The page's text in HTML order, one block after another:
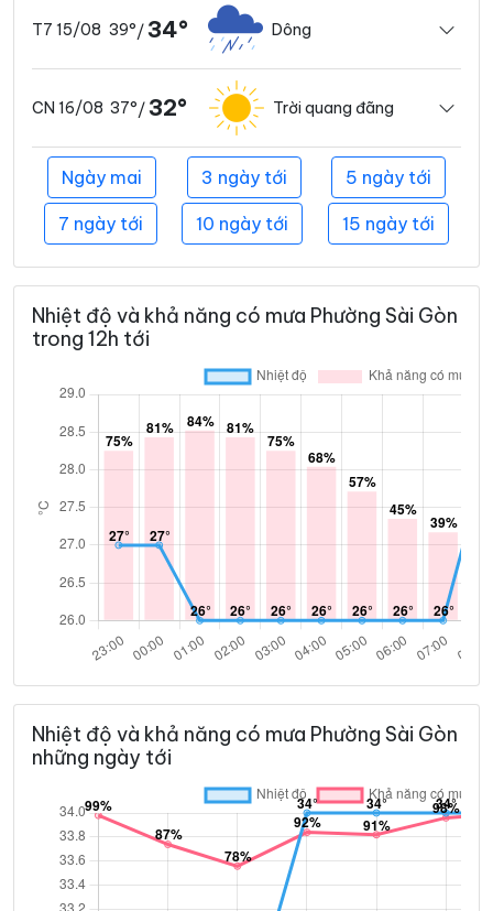
T7 15/08 39°/ 34° Dông
CN 16/08 37°/ 32° Trời quang đãng
Ngày mai 3 ngày tới 5 ngày tới
7 ngày tới 10 ngày tới 15 ngày tới
Nhiệt độ và khả năng có mưa Phường Sài Gòn
trong 12h tới
Nhiệt độ và khả năng có mưa Phường Sài Gòn
những ngày tới